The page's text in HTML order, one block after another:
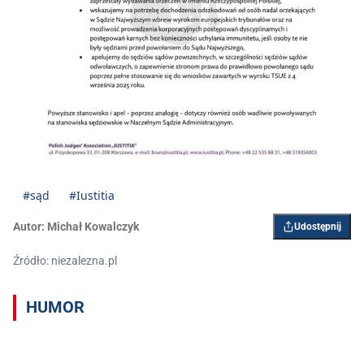
#sąd #Iustitia
Autor: Michał Kowalczyk Udostępnij
Źródło: niezalezna.pl
HUMOR